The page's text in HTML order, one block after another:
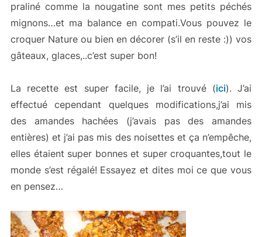
praliné comme la nougatine sont mes petits péchés
mignons…et ma balance en compati.Vous pouvez le
croquer Nature ou bien en décorer (s’il en reste :)) vos
gâteaux, glaces,..c’est super bon!
La recette est super facile, je l’ai trouvé (ici). J’ai
effectué cependant quelques modifications,j’ai mis
des amandes hachées (j’avais pas des amandes
entières) et j’ai pas mis des noisettes et ça n’empêche,
elles étaient super bonnes et super croquantes,tout le
monde s’est régalé! Essayez et dites moi ce que vous
en pensez…